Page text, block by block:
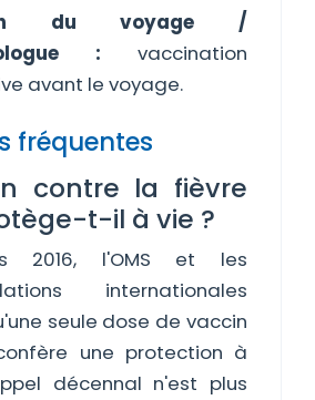
du voyage /
: vaccination
avant le voyage.
fréquentes
contre la fièvre
t-il à vie ?
2016, l'OMS et les
internationales
seule dose de vaccin
une protection à
décennal n'est plus